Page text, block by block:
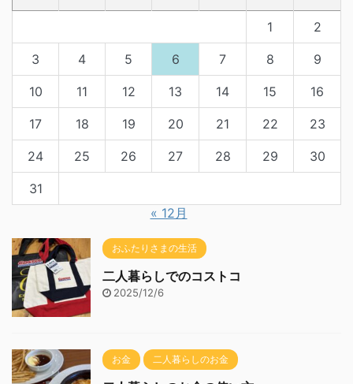
1 2
3 4 5 6 7 8 9
10 11 12 13 14 15 16
17 18 19 20 21 22 23
24 25 26 27 28 29 30
31
« 12月
おふたりさまの生活
二人暮らしでのコストコ
2025/12/6
お金 二人暮らしのお金